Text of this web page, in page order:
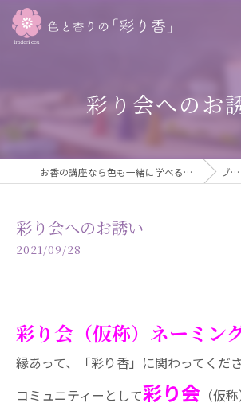
彩り会へのお
お香の講座なら色も一緒に学べる彩り香 ブログ
彩り会へのお誘い
2021/09/28
彩り会（仮称）ネーミン
縁あって、「彩り香」に関わってくだ
コミュニティーとして彩り会 （仮